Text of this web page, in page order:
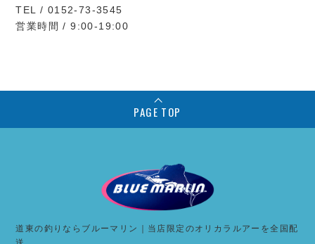
TEL / 0152-73-3545
営業時間 / 9:00-19:00
PAGE TOP
道東の釣りならブルーマリン｜当店限定のオリカラルアーを全国配